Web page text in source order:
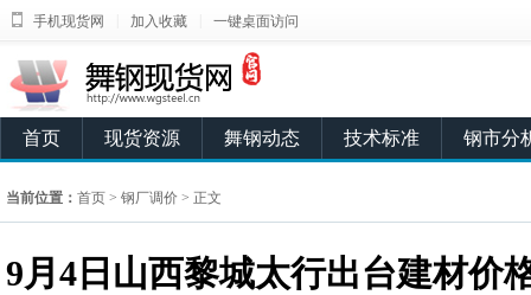
手机现货网 加入收藏 一键桌面访问
首页 现货资源 舞钢动态 技术标准 钢市分
当前位置： 首页 > 钢厂调价 > 正文
9月4日山西黎城太行出台建材价